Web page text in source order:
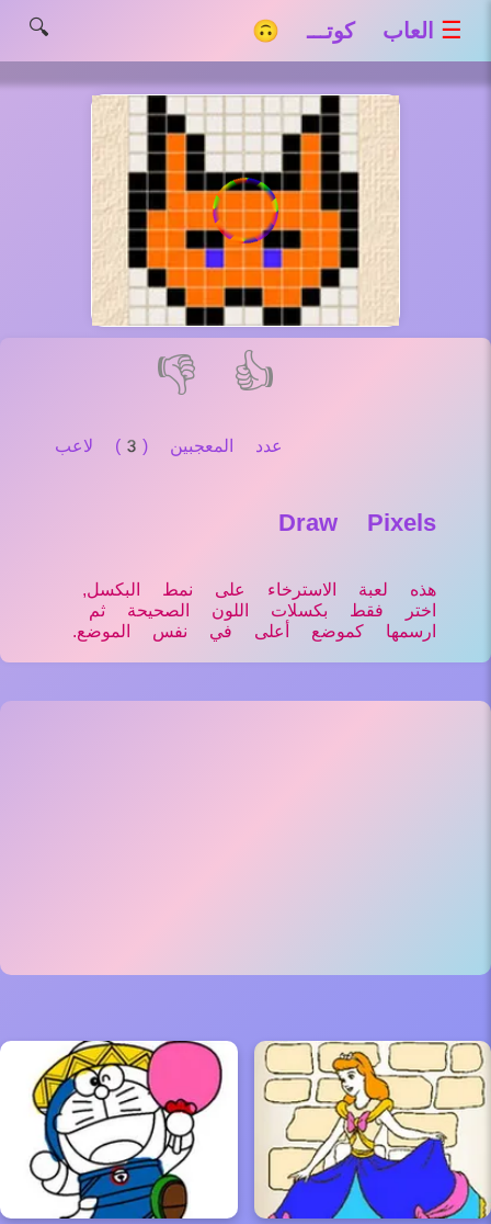
☰ العاب كوتـــ 🙃 🔍
👍
👎
عدد المعجبين (3) لاعب
Draw Pixels
هذه لعبة الاسترخاء على نمط البكسل,
اختر فقط بكسلات اللون الصحيحة ثم
ارسمها كموضع أعلى في نفس الموضع.